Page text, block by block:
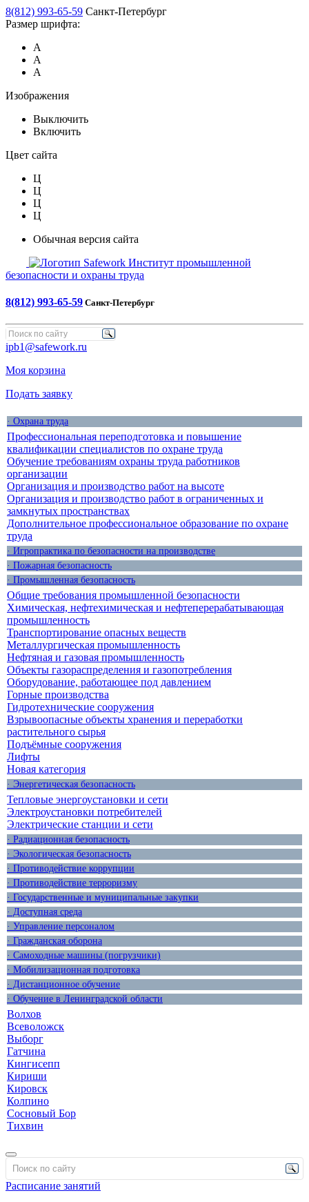
8(812) 993-65-59 Санкт-Петербург
Размер шрифта:
А
А
А
Изображения
Выключить
Включить
Цвет сайта
Ц
Ц
Ц
Ц
Обычная версия сайта
Safework Институт промышленной
безопасности и охраны труда
8(812) 993-65-59 Санкт-Петербург
ipb1@safework.ru
Моя корзина
Подать заявку
· Охрана труда
Профессиональная переподготовка и повышение
квалификации специалистов по охране труда
Обучение требованиям охраны труда работников
организации
Организация и производство работ на высоте
Организация и производство работ в ограниченных и
замкнутых пространствах
Дополнительное профессиональное образование по охране
труда
· Игропрактика по безопасности на производстве
· Пожарная безопасность
· Промышленная безопасность
Общие требования промышленной безопасности
Химическая, нефтехимическая и нефтеперерабатывающая
промышленность
Транспортирование опасных веществ
Металлургическая промышленность
Нефтяная и газовая промышленность
Объекты газораспределения и газопотребления
Оборудование, работающее под давлением
Горные производства
Гидротехнические сооружения
Взрывоопасные объекты хранения и переработки
растительного сырья
Подъёмные сооружения
Лифты
Новая категория
· Энергетическая безопасность
Тепловые энергоустановки и сети
Электроустановки потребителей
Электрические станции и сети
· Радиационная безопасность
· Экологическая безопасность
· Противодействие коррупции
· Противодействие терроризму
· Государственные и муниципальные закупки
· Доступная среда
· Управление персоналом
· Гражданская оборона
· Самоходные машины (погрузчики)
· Мобилизационная подготовка
· Дистанционное обучение
· Обучение в Ленинградской области
Волхов
Всеволожск
Выборг
Гатчина
Кингисепп
Кириши
Кировск
Колпино
Сосновый Бор
Тихвин
Расписание занятий